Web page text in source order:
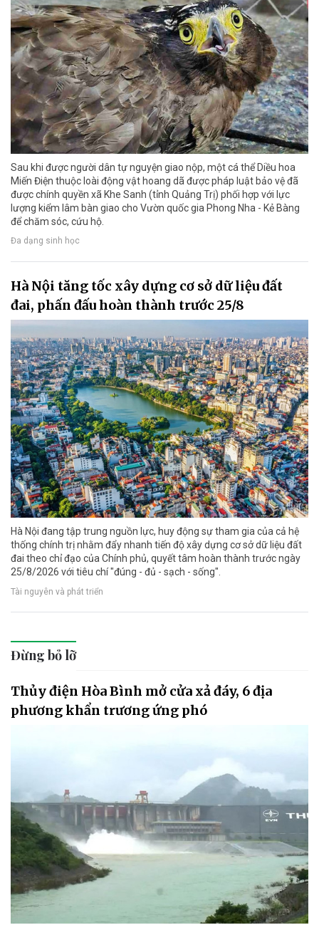
Sau khi được người dân tự nguyện giao nộp, một cá thể Diều hoa
Miến Điện thuộc loài động vật hoang dã được pháp luật bảo vệ đã
được chính quyền xã Khe Sanh (tỉnh Quảng Trị) phối hợp với lực
lượng kiểm lâm bàn giao cho Vườn quốc gia Phong Nha - Kẻ Bàng
để chăm sóc, cứu hộ.
Đa dạng sinh học
Hà Nội tăng tốc xây dựng cơ sở dữ liệu đất
đai, phấn đấu hoàn thành trước 25/8
Hà Nội đang tập trung nguồn lực, huy động sự tham gia của cả hệ
thống chính trị nhằm đẩy nhanh tiến độ xây dựng cơ sở dữ liệu đất
đai theo chỉ đạo của Chính phủ, quyết tâm hoàn thành trước ngày
25/8/2026 với tiêu chí "đúng - đủ - sạch - sống".
Tài nguyên và phát triển
Đừng bỏ lỡ
Thủy điện Hòa Bình mở cửa xả đáy, 6 địa
phương khẩn trương ứng phó